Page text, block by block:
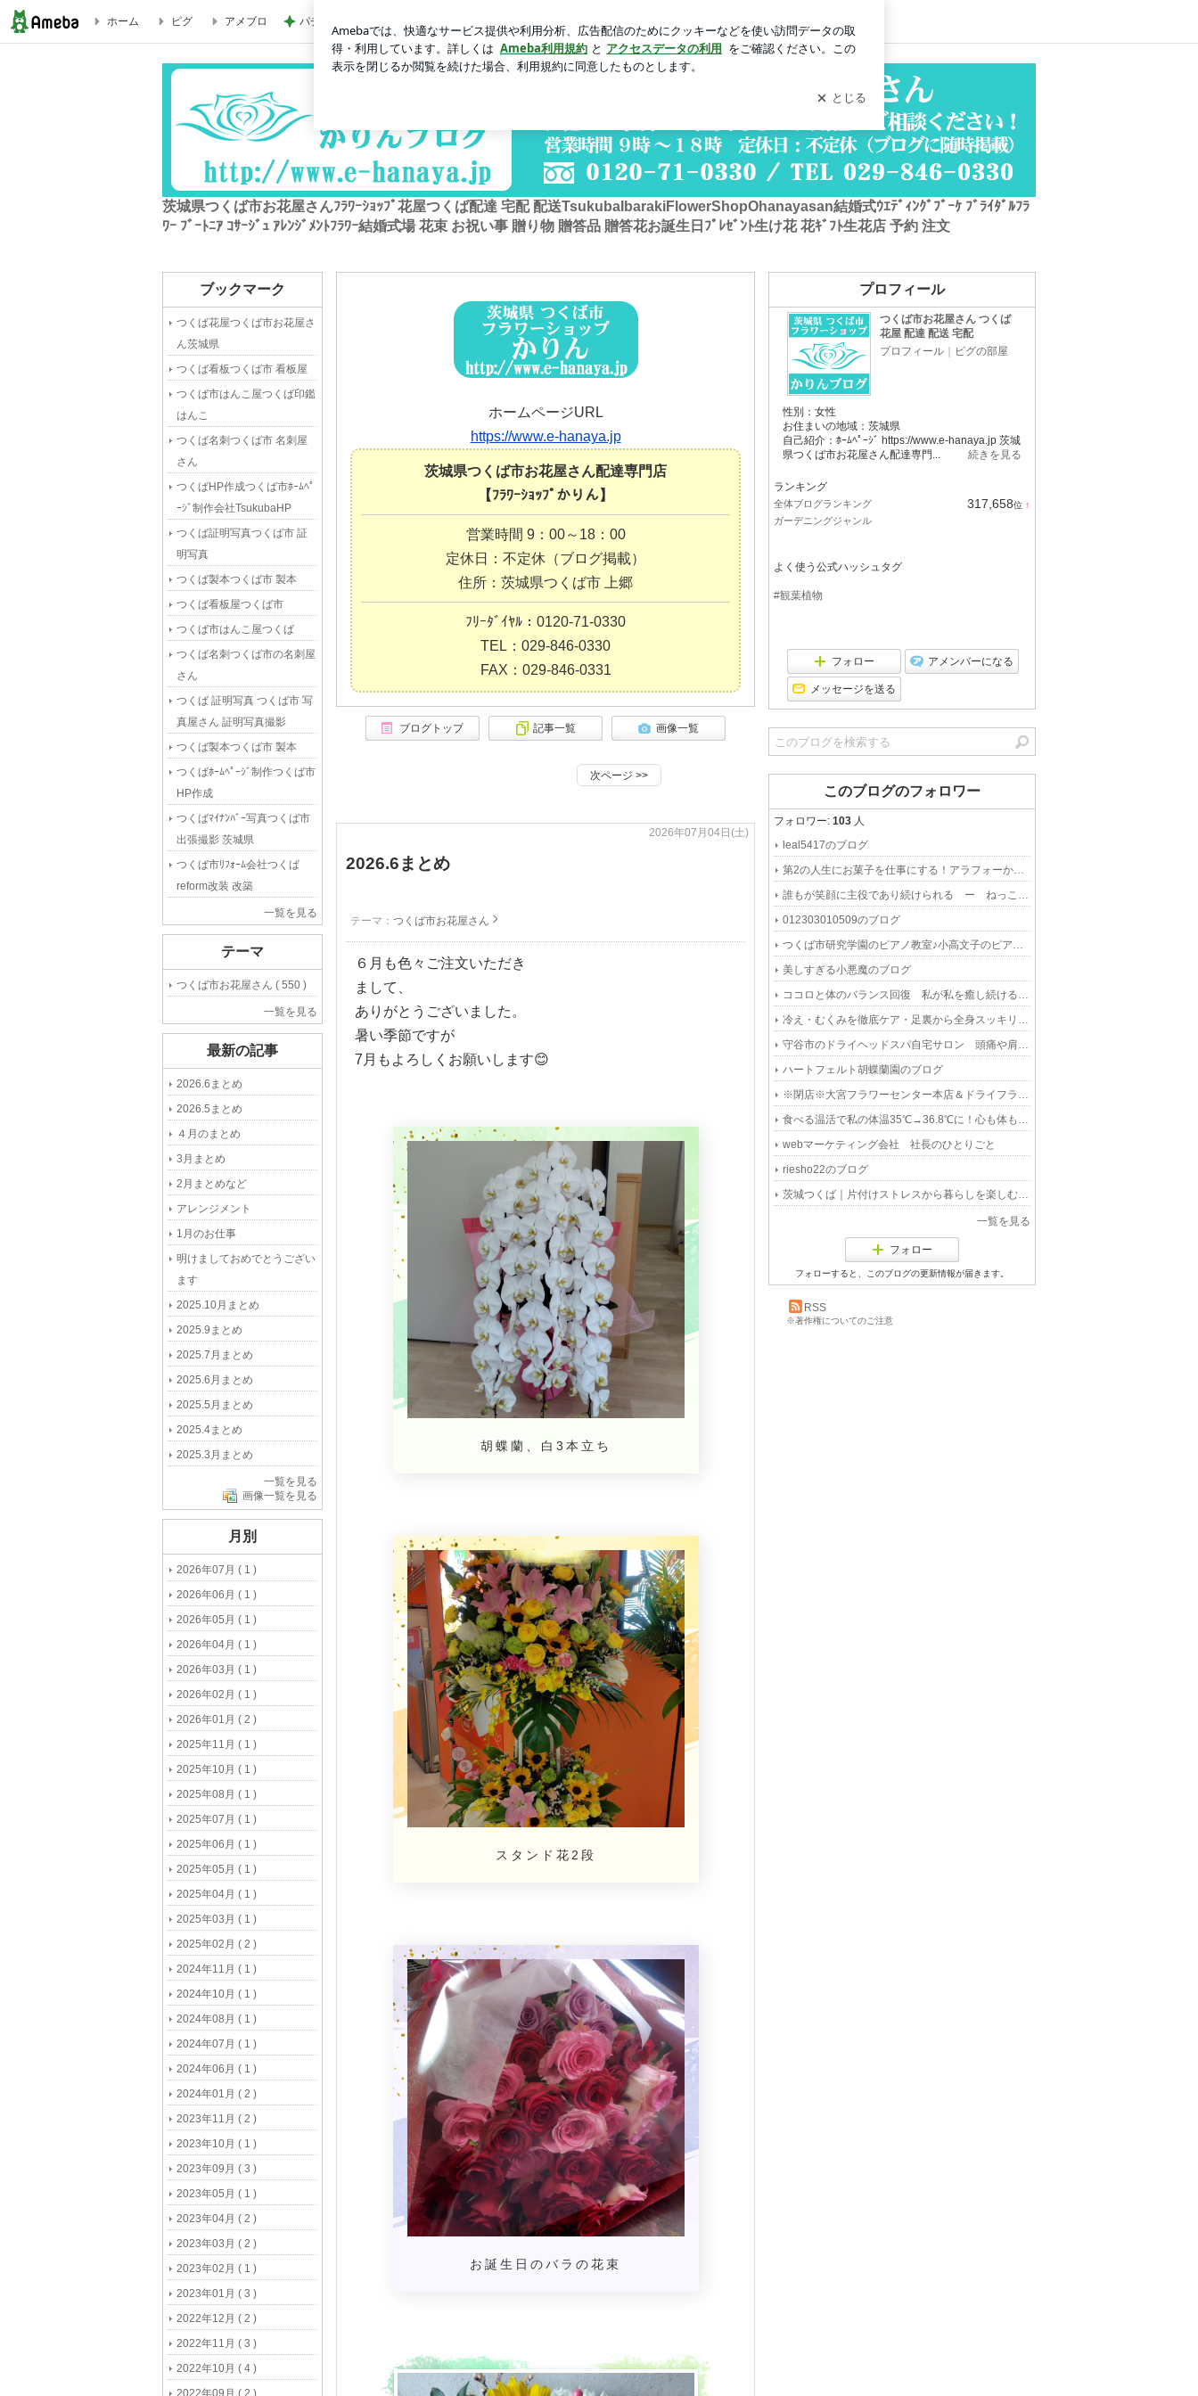
ホーム ピグ アメブロ パチンコで粘り勝ちした22連チャン
茨城県つくば市お花屋さんﾌﾗﾜｰｼｮｯﾌﾟ花屋つくば配達 宅配 配送TsukubaIbarakiFlowerShopOhanayasan結婚式ｳｴﾃﾞｨﾝｸﾞﾌﾞｰｹ ﾌﾞﾗｲﾀﾞﾙﾌﾗ
ﾜｰ ﾌﾞｰﾄﾆｱ ｺｻｰｼﾞｭ ｱﾚﾝｼﾞﾒﾝﾄﾌﾗﾜｰ結婚式場 花束 お祝い事 贈り物 贈答品 贈答花お誕生日ﾌﾟﾚｾﾞﾝﾄ生け花 花ｷﾞﾌﾄ生花店 予約 注文
ホームページURL
https://www.e-hanaya.jp
茨城県つくば市お花屋さん配達専門店
【ﾌﾗﾜｰｼｮｯﾌﾟかりん】
営業時間 9：00～18：00
定休日：不定休（ブログ掲載）
住所：茨城県つくば市 上郷
ﾌﾘｰﾀﾞｲﾔﾙ：0120-71-0330
TEL：029-846-0330
FAX：029-846-0331
ブログトップ 記事一覧 画像一覧
次ページ >>
2026.6まとめ
2026年07月04日(土)
テーマ： つくば市お花屋さん
６月も色々ご注文いただき
まして、
ありがとうございました。
暑い季節ですが
7月もよろしくお願いします😊
胡蝶蘭、白3本立ち
スタンド花2段
お誕生日のバラの花束
プロフィール
つくば市お花屋さん つくば
花屋 配達 配送 宅配
プロフィール
ピグの部屋
性別： 女性
お住まいの地域： 茨城県
自己紹介：ﾎｰﾑﾍﾟｰｼﾞ https://www.e-hanaya.jp 茨城
県つくば市お花屋さん配達専門...
続きを見る
ランキング
全体ブログランキング 317,658位 ↑
ガーデニングジャンル
よく使う公式ハッシュタグ
#観葉植物
フォロー アメンバーになる
メッセージを送る
このブログのフォロワー
フォロワー: 103 人
leal5417さん
leal5417のブログ
bonbon1013さん
第2の人生にお菓子を仕事にする！アラフォーからの小さな製菓専門学校！【お菓子教室は卒業！】
nekko5543さん
誰もが笑顔に主役であり続けられる ー ねっこ作業所（就労継続支援B型事業所）
012303010509さん
012303010509のブログ
0103bunさん
つくば市研究学園のピアノ教室♪小高文子のピアノノート
koakumakireiさん
美しすぎる小悪魔のブログ
salonemioさん
ココロと体のバランス回復 私が私を癒し続けるハーモニックヒーリング 原三津子
whiteriver111さん
冷え・むくみを徹底ケア・足裏から全身スッキリ♪ 【茨城県土浦】 足活 おうちサロン・ホワイトリバー
iheadspaさん
守谷市のドライヘッドスパ自宅サロン 頭痛や肩こり、疲れ目の改善へ
yamatoya1さん
ハートフェルト胡蝶蘭園のブログ
hana-yumekoubouさん
※閉店※大宮フラワーセンター本店＆ドライフラワー専門店運営
crescentmokoさん
食べる温活で私の体温35℃→36.8℃に！心も体も幸せに整う茨城マクロビオティック料理教室
makio555さん
webマーケティング会社 社長のひとりごと
riesho22さん
riesho22のブログ
komarinoieさん
茨城つくば｜片付けストレスから暮らしを楽しむ毎日へ
一覧を見る
フォロー
フォローすると、このブログの更新情報が届きます。
RSS
※著作権についてのご注意
ブックマーク
つくば花屋つくば市お花屋さ
ん茨城県
つくば看板つくば市 看板屋
つくば市はんこ屋つくば印鑑
はんこ
つくば名刺つくば市 名刺屋
さん
つくばHP作成つくば市ﾎｰﾑﾍﾟ
ｰｼﾞ制作会社TsukubaHP
つくば証明写真つくば市 証
明写真
つくば製本つくば市 製本
つくば看板屋つくば市
つくば市はんこ屋つくば
つくば名刺つくば市の名刺屋
さん
つくば 証明写真 つくば市 写
真屋さん 証明写真撮影
つくば製本つくば市 製本
つくばﾎｰﾑﾍﾟｰｼﾞ制作つくば市
HP作成
つくばﾏｲﾅﾝﾊﾞｰ写真つくば市
出張撮影 茨城県
つくば市ﾘﾌｫｰﾑ会社つくば
reform改装 改築
一覧を見る
テーマ
つくば市お花屋さん ( 550 )
一覧を見る
最新の記事
2026.6まとめ
2026.5まとめ
４月のまとめ
3月まとめ
2月まとめなど
アレンジメント
1月のお仕事
明けましておめでとうござい
ます
2025.10月まとめ
2025.9まとめ
2025.7月まとめ
2025.6月まとめ
2025.5月まとめ
2025.4まとめ
2025.3月まとめ
一覧を見る
画像一覧を見る
月別
2026年07月 ( 1 )
2026年06月 ( 1 )
2026年05月 ( 1 )
2026年04月 ( 1 )
2026年03月 ( 1 )
2026年02月 ( 1 )
2026年01月 ( 2 )
2025年11月 ( 1 )
2025年10月 ( 1 )
2025年08月 ( 1 )
2025年07月 ( 1 )
2025年06月 ( 1 )
2025年05月 ( 1 )
2025年04月 ( 1 )
2025年03月 ( 1 )
2025年02月 ( 2 )
2024年11月 ( 1 )
2024年10月 ( 1 )
2024年08月 ( 1 )
2024年07月 ( 1 )
2024年06月 ( 1 )
2024年01月 ( 2 )
2023年11月 ( 2 )
2023年10月 ( 1 )
2023年09月 ( 3 )
2023年05月 ( 1 )
2023年04月 ( 2 )
2023年03月 ( 2 )
2023年02月 ( 1 )
2023年01月 ( 3 )
2022年12月 ( 2 )
2022年11月 ( 3 )
2022年10月 ( 4 )
2022年09月 ( 2 )